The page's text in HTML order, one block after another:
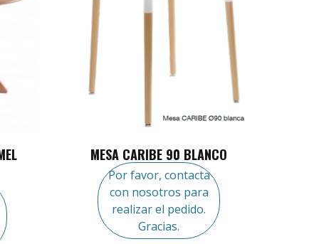
MESA CARIBE 90 BLANCO
Por favor, contacta
con nosotros para
realizar el pedido.
Gracias.